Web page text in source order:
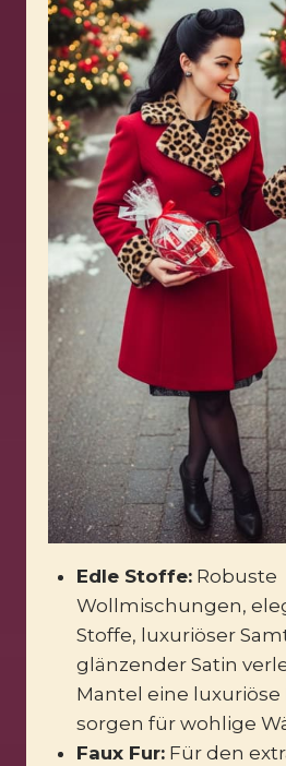
Edle Stoffe:Robuste
Wollmischungen,
Stoffe, luxuriöser
glänzender Satin
Mantel eine luxuriöse
sorgen für wohlige
Faux Fur:Für den